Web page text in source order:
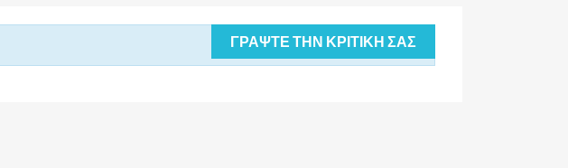
ΓΡΆΨΤΕ ΤΗΝ ΚΡΙΤΙΚΉ ΣΑΣ